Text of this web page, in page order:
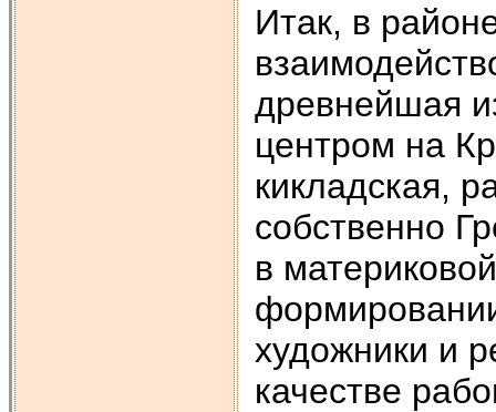
Итак, в
древнейшая
центром на
кикладская,
собственно
в
художники и
качестве